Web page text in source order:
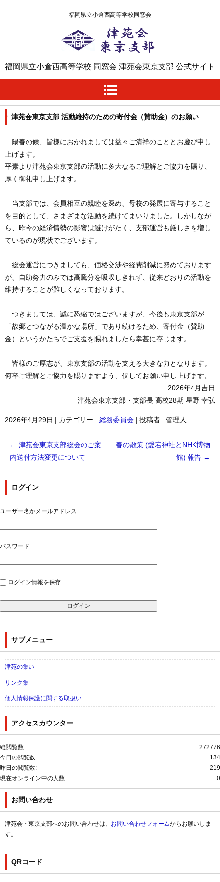
津苑会東京支部
福岡県立小倉西高等学校同窓会
福岡県立小倉西高等学校 同窓会 津苑会東京支部 公式サイト
津苑会東京支部 活動維持のための寄付金（賛助金）のお願い
陽春の候、皆様におかれましては益々ご清祥のこととお慶び申し
上げます。
平素より津苑会東京支部の活動に多大なるご理解とご協力を賜り、
厚く御礼申し上げます。
当支部では、会員相互の親睦を深め、母校の発展に寄与すること
を目的として、さまざまな活動を続けてまいりました。しかしなが
ら、昨今の経済情勢の影響は避けがたく、支部運営も厳しさを増し
ているのが現状でございます。
総会運営につきましても、価格交渉や経費削減に努めております
が、自助努力のみでは高騰分を吸収しきれず、従来どおりの活動を
維持することが難しくなっております。
つきましては、誠に恐縮ではございますが、今後も東京支部が
「故郷とつながる温かな場所」であり続けるため、寄付金（賛助
金）というかたちでご支援を賜れましたら幸甚に存じます。
皆様のご厚志が、東京支部の活動を支える大きな力となります。
何卒ご理解とご協力を賜りますよう、伏してお願い申し上げます。
2026年4月吉日
津苑会東京支部・支部長 高校28期 星野 幸弘
2026年4月29日 | カテゴリー : 総務委員会 | 投稿者 : 管理人
← 津苑会東京支部総会のご案
内送付方法変更について
春の散策 (愛宕神社とNHK博物
館) 報告 →
ログイン
ユーザー名かメールアドレス
パスワード
ログイン情報を保存
サブメニュー
津苑の集い
リンク集
個人情報保護に関する取扱い
アクセスカウンター
272776
総閲覧数:
134
今日の閲覧数:
219
昨日の閲覧数:
0
現在オンライン中の人数:
お問い合わせ
津苑会・東京支部へのお問い合わせは、 お問い合わせフォームからお願いしま
す。
QRコード